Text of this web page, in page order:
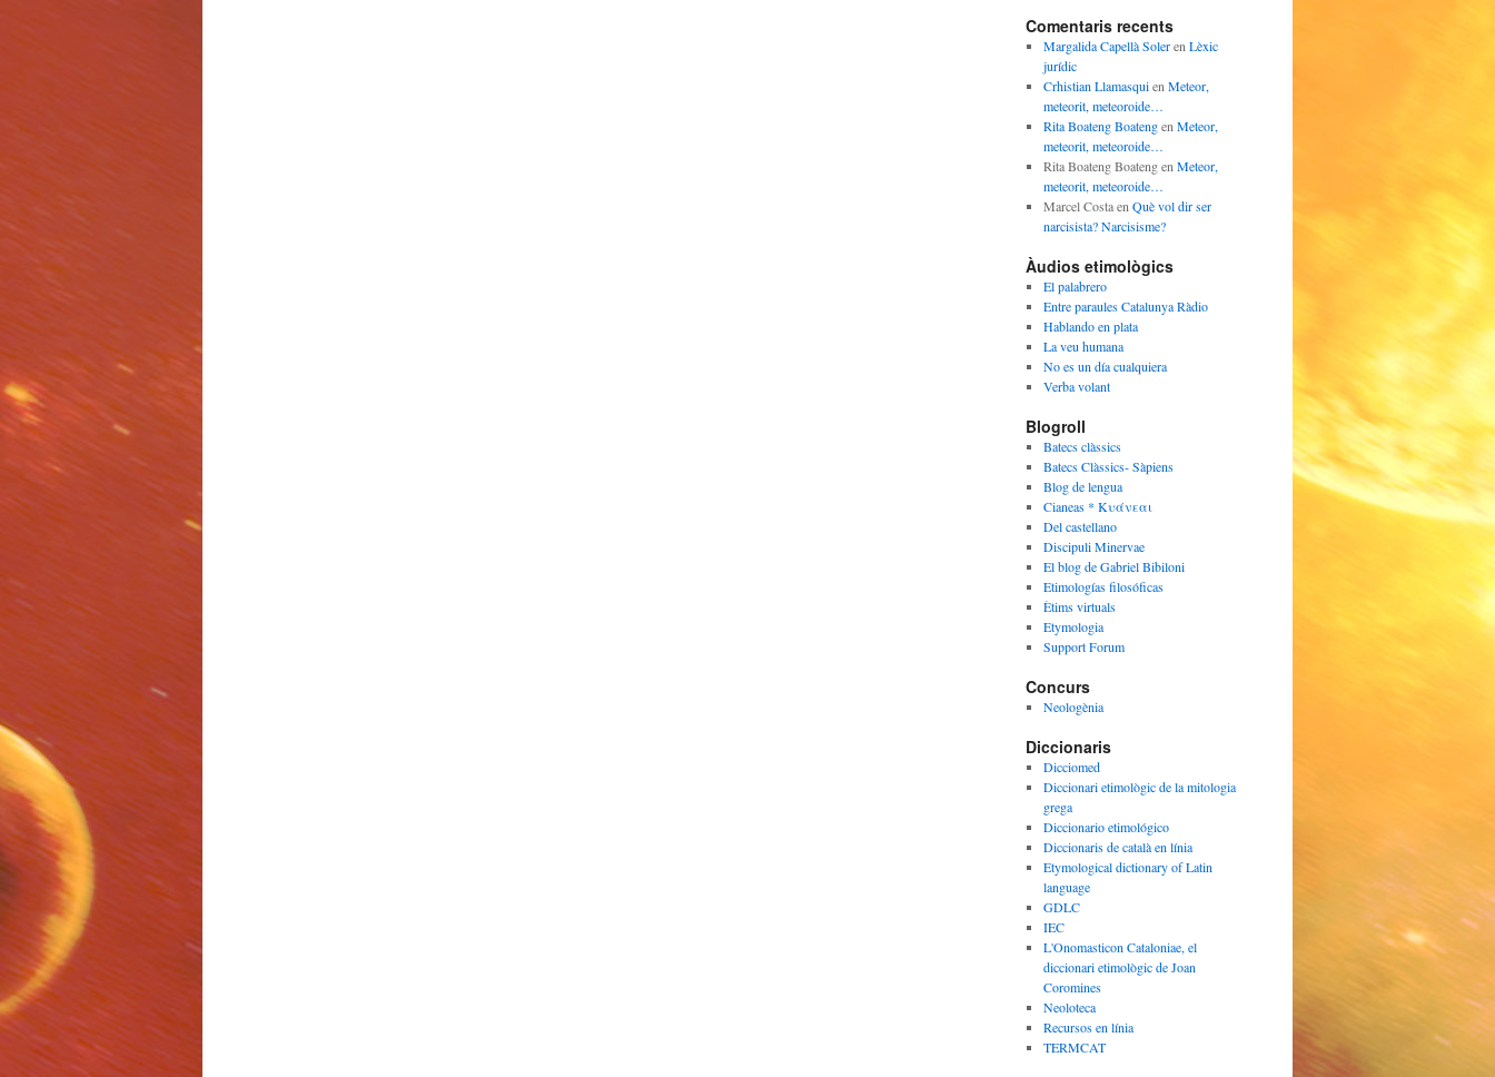
Comentaris recents
Margalida Capellà Soleren Lèxic
jurídic
Crhistian Llamasquien Meteor,
meteorit, meteoroide…
Rita Boateng Boatengen Meteor,
meteorit, meteoroide…
Rita Boateng Boatengen Meteor,
meteorit, meteoroide…
Marcel Costaen Què vol dir ser
narcisista? Narcisisme?
Àudios etimològics
El palabrero
Entre paraules Catalunya Ràdio
Hablando en plata
La veu humana
No es un día cualquiera
Verba volant
Blogroll
Batecs clàssics
Batecs Clàssics- Sàpiens
Blog de lengua
Cianeas * Κυάνεαι
Del castellano
Discipuli Minervae
El blog de Gabriel Bibiloni
Etimologías filosóficas
Ètims virtuals
Etymologia
Support Forum
Concurs
Neologènia
Diccionaris
Dicciomed
Diccionari etimològic de la mitologia
grega
Diccionario etimológico
Diccionaris de català en línia
Etymological dictionary of Latin
language
GDLC
IEC
L'Onomasticon Cataloniae, el
diccionari etimològic de Joan
Coromines
Neoloteca
Recursos en línia
TERMCAT